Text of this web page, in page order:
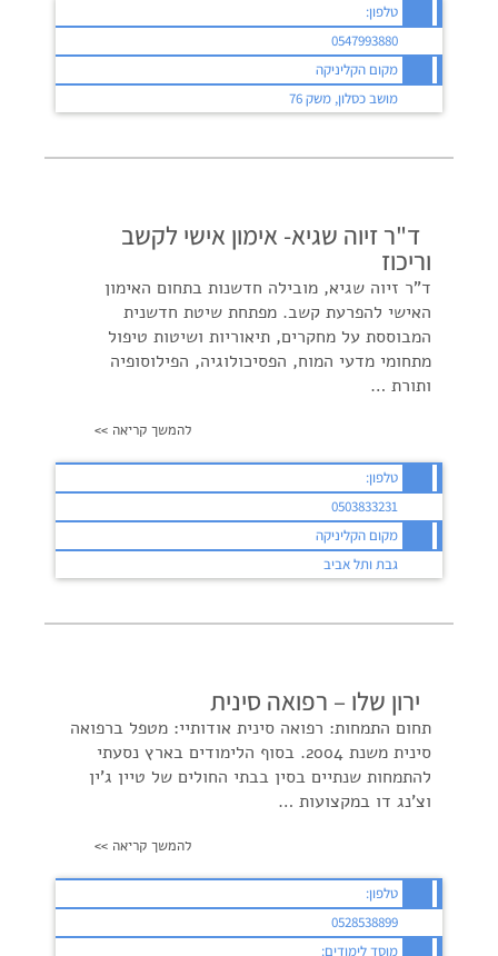
טלפון:
0547993880
מקום הקליניקה
מושב כסלון, משק 76
ד"ר זיוה שגיא- אימון אישי לקשב
וריכוז
ד"ר זיוה שגיא, מובילה חדשנות בתחום האימון
האישי להפרעת קשב. מפתחת שיטת חדשנית
המבוססת על מחקרים, תיאוריות ושיטות טיפול
מתחומי מדעי המוח, הפסיכולוגיה, הפילוסופיה
ותורת …
להמשך קריאה >>
טלפון:
0503833231
מקום הקליניקה
גבת ותל אביב
ירון שלו – רפואה סינית
תחום התמחות: רפואה סינית אודותיי: מטפל ברפואה
סינית משנת 2004. בסוף הלימודים בארץ נסעתי
להתמחות שנתיים בסין בבתי החולים של טיין ג'ין
וצ'נג דו במקצועות …
להמשך קריאה >>
טלפון:
0528538899
מוסד לימודים: